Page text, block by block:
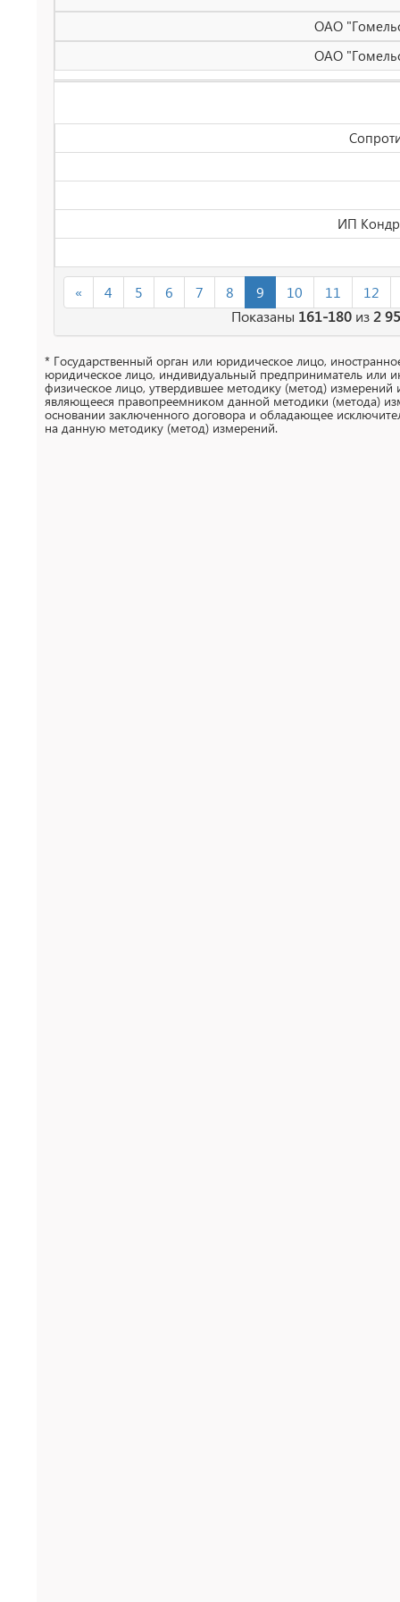
ОАО
ОАО
ИП
« 4 5 6 7 8 9 10 11
12
Показаны 161-180 из2
* Государственный орган или юридическое лицо,
юридическое лицо, индивидуальный предприниматель или
физическое лицо, утвердившее методику (метод) измерений
являющееся правопреемником данной методики (метода)
основании заключенного договора и обладающее
на данную методику (метод) измерений.